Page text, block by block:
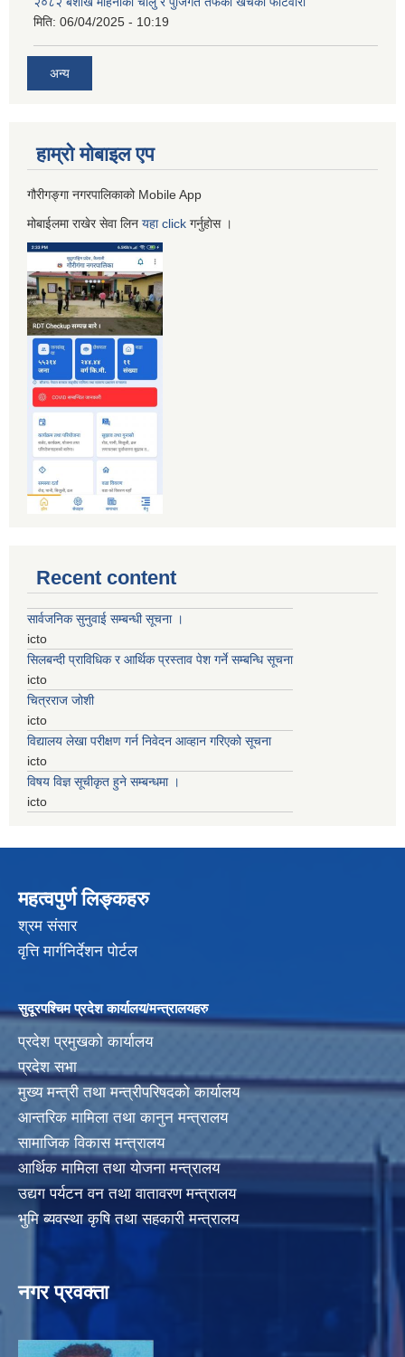
मिति: 06/04/2025 - 10:19
अन्य
हाम्रो माेबाइल एप
गौरीगङ्गा नगरपालिकाको Mobile App
मोबाईलमा राखेर सेवा लिन यहाclick गर्नुहाेस ।
Recent content
सार्वजनिक सुनुवाई सम्बन्धी सूचना ।
icto
सिलबन्दी प्राविधिक र आर्थिक प्रस्ताव पेश गर्ने सम्बन्धि सूचना
icto
चित्रराज जोशी
icto
विद्यालय लेखा परीक्षण गर्न निवेदन आव्हान गरिएको सूचना
icto
विषय विज्ञ सूचीकृत हुने सम्बन्धमा ।
icto
महत्वपुर्ण लिङ्कहरु
श्रम संसार
वृत्ति मार्गनिर्देशन पोर्टल
सुदूरपश्चिम प्रदेश कार्यालय/मन्त्रालयहरु
प्रदेश प्रमुखको कार्यालय
प्रदेश सभा
मुख्य मन्त्री तथा मन्त्रीपरिषदको कार्यालय
आन्तरिक मामिला तथा कानुन मन्त्रालय
सामाजिक विकास मन्त्रालय
आर्थिक मामिला तथा योजना मन्त्रालय
उद्यग पर्यटन वन तथा वातावरण मन्त्रालय
भुमि ब्यवस्था कृषि तथा सहकारी मन्त्रालय
नगर प्रवक्ता